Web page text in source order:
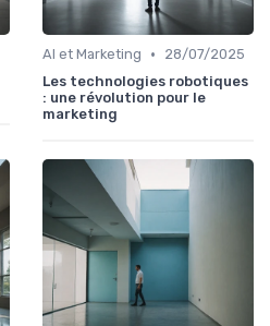
AI et Marketing •
28/07/2025
Les technologies robotiques
: une révolution pour le
marketing